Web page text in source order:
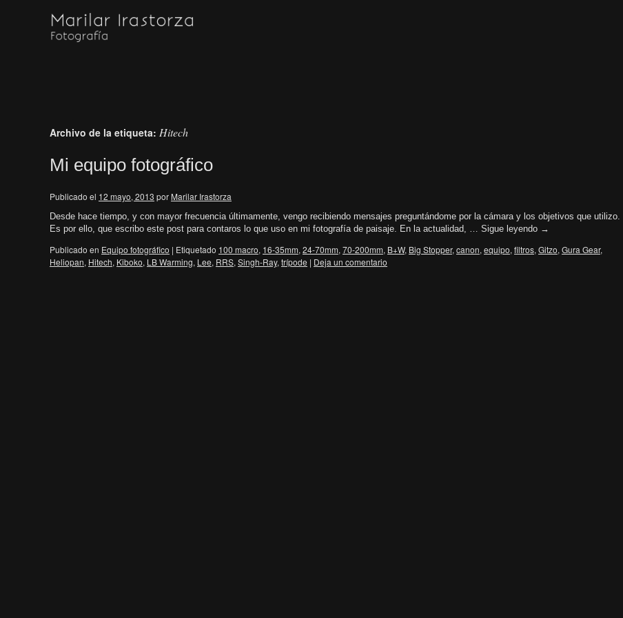
Archivo de la etiqueta: Hitech
Mi equipo fotográfico
Publicado el 12 mayo, 2013 por Marilar Irastorza
Desde hace tiempo, y con mayor frecuencia últimamente, vengo recibiendo mensajes preguntándome por la cámara y los objetivos que utilizo.
Es por ello, que escribo este post para contaros lo que uso en mi fotografía de paisaje. En la actualidad, … Sigue leyendo →
Publicado en Equipo fotográfico | Etiquetado 100 macro, 16-35mm, 24-70mm, 70-200mm, B+W, Big Stopper, canon, equipo, filtros, Gitzo, Gura Gear,
Heliopan, Hitech, Kiboko, LB Warming, Lee, RRS, Singh-Ray, trípode | Deja un comentario